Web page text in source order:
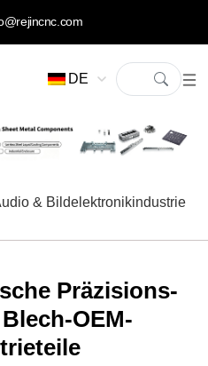
DE
& Bildelektronikindustrie
Präzisions-
OEM-